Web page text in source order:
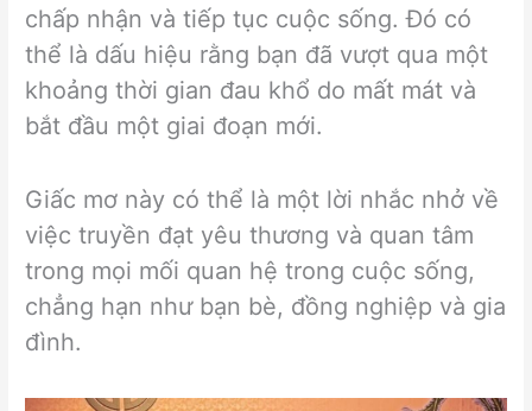
chấp nhận và tiếp tục cuộc sống. Đó có
thể là dấu hiệu rằng bạn đã vượt qua một
khoảng thời gian đau khổ do mất mát và
bắt đầu một giai đoạn mới.
Giấc mơ này có thể là một lời nhắc nhở về
việc truyền đạt yêu thương và quan tâm
trong mọi mối quan hệ trong cuộc sống,
chẳng hạn như bạn bè, đồng nghiệp và gia
đình.